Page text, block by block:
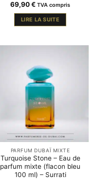
69,90€ TVA compris
LIRE LA SUITE
PARFUM DUBAÏ MIXTE
Turquoise Stone – Eau de
parfum mixte (flacon bleu
100 ml) – Surrati